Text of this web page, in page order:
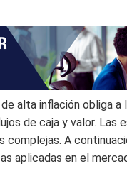
alta inflación obliga a
de caja y valor. Las
A
aplicadas en el